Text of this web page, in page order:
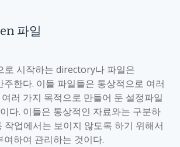
파일
로 시작하는 directory나 파일은
주한다. 이들 파일들은 통상적으로 여러
러 가지 목적으로 만들어 둔 설정파일
다. 이들은 통상적인 자료와는 구분하
작업에서는 보이지 않도록 하기 위해서
여하여 관리하는 것이다.